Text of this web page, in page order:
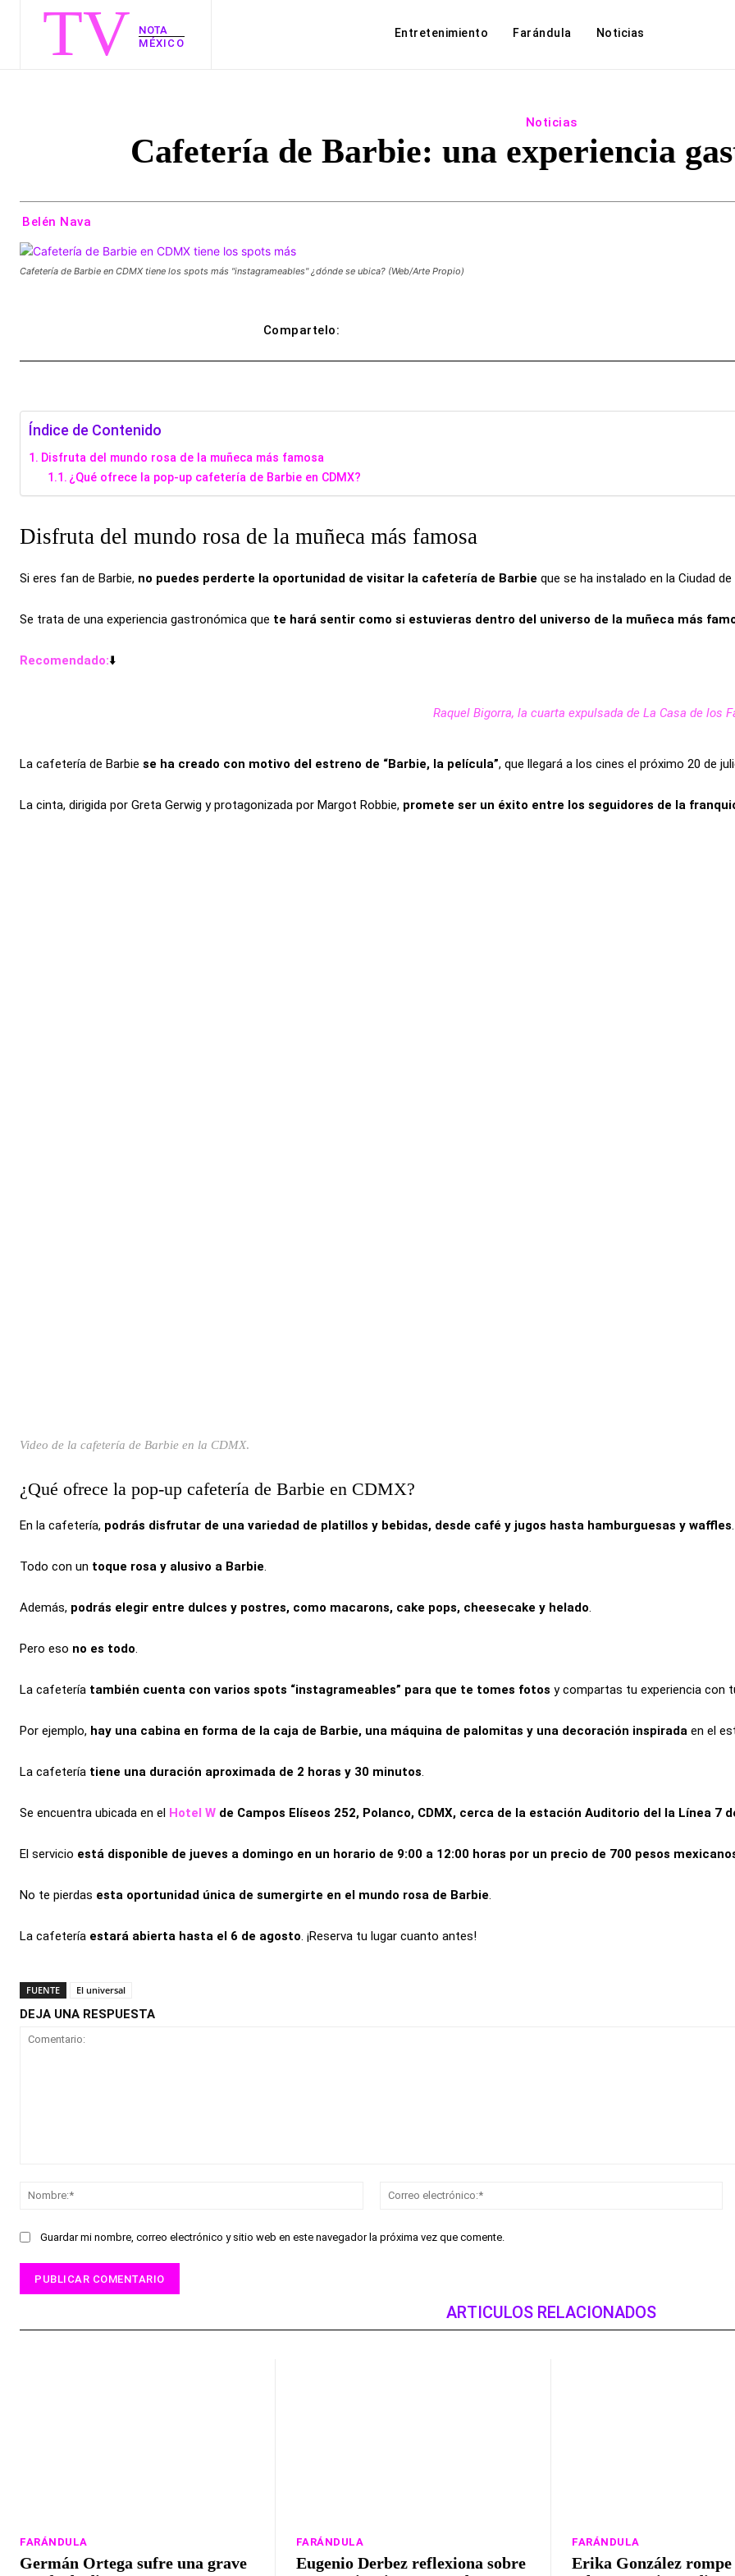
TV
NOTA
MÉXICO
Entretenimiento Farándula Noticias
Noticias
Cafetería de Barbie: una experiencia
Belén Nava
Cafetería de Barbie en CDMX tiene los spots más "instagrameables" ¿dónde se ubica? (Web/Arte Propio)
Compartelo:
Índice de Contenido
Disfruta del mundo rosa de la muñeca más famosa
¿Qué ofrece la pop-up cafetería de Barbie en CDMX?
Disfruta del mundo rosa de la muñeca más famosa
Si eres fan de Barbie, no puedes perderte la oportunidad de visitar la cafetería de Barbie que se ha instalado en la Ciudad de
Se trata de una experiencia gastronómica que te hará sentir como si estuvieras dentro del universo de la muñeca más
Recomendado:⬇️
Raquel Bigorra, la cuarta expulsada de La Casa de los
La cafetería de Barbie se ha creado con motivo del estreno de “Barbie, la película”, que llegará a los cines el próximo 20 de
La cinta, dirigida por Greta Gerwig y protagonizada por Margot Robbie, promete ser un éxito entre los seguidores de la
Video de la cafetería de Barbie en la CDMX.
¿Qué ofrece la pop-up cafetería de Barbie en CDMX?
En la cafetería, podrás disfrutar de una variedad de platillos y bebidas, desde café y jugos hasta hamburguesas y waffles.
Todo con un toque rosa y alusivo a Barbie.
Además, podrás elegir entre dulces y postres, como macarons, cake pops, cheesecake y helado.
Pero eso no es todo.
La cafetería también cuenta con varios spots “instagrameables” para que te tomes fotos y compartas tu experiencia con
Por ejemplo, hay una cabina en forma de la caja de Barbie, una máquina de palomitas y una decoración inspirada en el
La cafetería tiene una duración aproximada de 2 horas y 30 minutos.
Se encuentra ubicada en el Hotel W de Campos Elíseos 252, Polanco, CDMX, cerca de la estación Auditorio del la Línea 7
El servicio está disponible de jueves a domingo en un horario de 9:00 a 12:00 horas por un precio de 700 pesos
No te pierdas esta oportunidad única de sumergirte en el mundo rosa de Barbie.
La cafetería estará abierta hasta el 6 de agosto. ¡Reserva tu lugar cuanto antes!
FUENTE El universal
DEJA UNA RESPUESTA
Nombre:*
Guardar mi nombre, correo electrónico y sitio web en este navegador la próxima vez que comente.
ARTICULOS RELACIONADOS
FARÁNDULA
Germán Ortega sufre una grave
FARÁNDULA
Eugenio Derbez reflexiona sobre
FARÁNDULA
Erika González